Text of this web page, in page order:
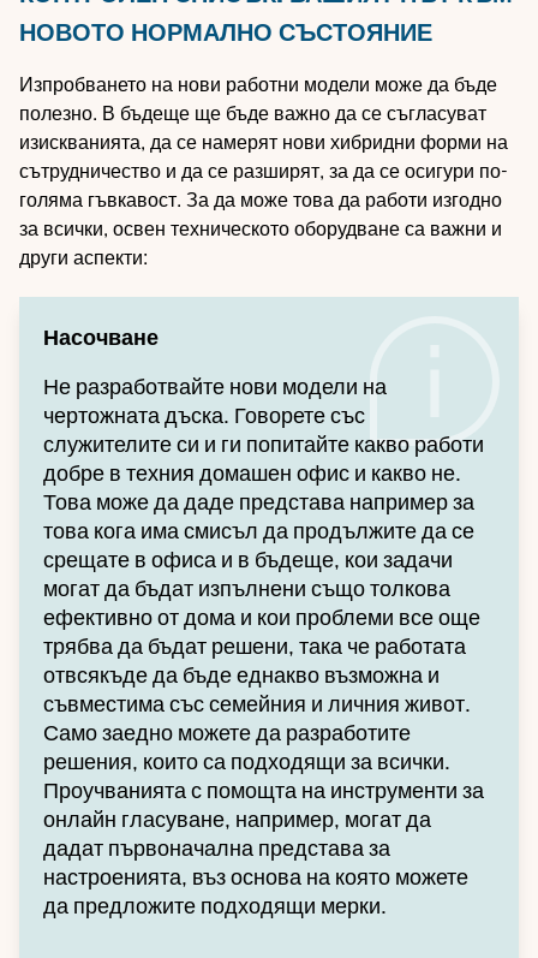
НОВОТО НОРМАЛНО СЪСТОЯНИЕ
Изпробването на нови работни модели може да бъде
полезно. В бъдеще ще бъде важно да се съгласуват
изискванията, да се намерят нови хибридни форми на
сътрудничество и да се разширят, за да се осигури по-
голяма гъвкавост. За да може това да работи изгодно
за всички, освен техническото оборудване са важни и
други аспекти:
Насочване
Не разработвайте нови модели на
чертожната дъска. Говорете със
служителите си и ги попитайте какво работи
добре в техния домашен офис и какво не.
Това може да даде представа например за
това кога има смисъл да продължите да се
срещате в офиса и в бъдеще, кои задачи
могат да бъдат изпълнени също толкова
ефективно от дома и кои проблеми все още
трябва да бъдат решени, така че работата
отвсякъде да бъде еднакво възможна и
съвместима със семейния и личния живот.
Само заедно можете да разработите
решения, които са подходящи за всички.
Проучванията с помощта на инструменти за
онлайн гласуване, например, могат да
дадат първоначална представа за
настроенията, въз основа на която можете
да предложите подходящи мерки.